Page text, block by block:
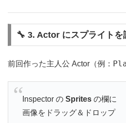
🔧 3. Actor にスプライトを
前回作った主人公 Actor（例：
Inspector の Spritesの欄に
画像をドラッグ＆ドロップ